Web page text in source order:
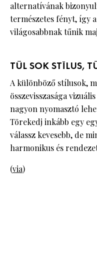
alternatívának
természetes fényt, így
világosabbnak tűnik
TÚL SOK STÍLUS,
A különböző stílusok,
összevisszasága
nagyon nyomasztó
Törekedj inkább egy
válassz kevesebb, de
harmonikus és
(via)